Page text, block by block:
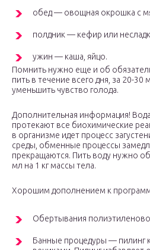
обед — овощная окрошка с
полдник — кефир или
ужин — каша, яйцо.
Помнить нужно еще и об
пить в течение всего дня, за 20-30
уменьшить чувство голода.
Дополнительная информация! Вода
протекают все биохимические
в организме идет процесс
среды, обменные процессы
прекращаются. Пить воду нужно
мл на 1 кг массы тела.
Хорошим дополнением к
Обертывания
Банные процедуры — пилинг